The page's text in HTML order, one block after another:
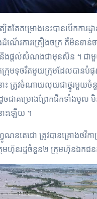
បិតតែគម្រោងនេះ​បាន​បើក​កា
ណើរការ​គ្រឿង​ចក្រ​ គឺមិនទា
និង​ផ្ដល់សំណងជាមុន​សិន ​។ ជាមួយ
ទុចរឹត​មួយក្រុមដែល​បាន​បំផុស​បំ
មនោះ ត្រូវចំណាយលុយជាថ្នូរ
ជា​គម្រោងព្រែកជីកទាំង​មូល មិ
ោះឡើយ ។
ណន​តេជោ​ ត្រូ​វបានគ្រោង​ថវិ
មហ៊ុន​រដ្ឋ​ចំនួន​២​ ក្រុមហ៊ុនឯកជ